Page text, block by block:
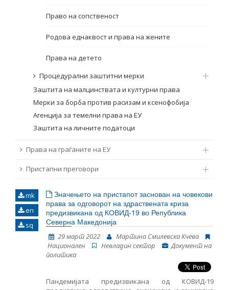
Право на сопственост
Родова еднаквост и права на жените
Права на детето
Процедурални заштитни мерки
Заштита на малцинствата и културни права
Мерки за борба против расизам и ксенофобија
Агенција за темелни права на ЕУ
Заштита на личните податоци
Права на граѓаните на ЕУ
Пристапни преговори
mk
en
sq
Значењето на пристапот заснован на човекови
права за одговорот на здраствената криза
предизвикана од КОВИД-19 во Република
Северна Македонија
29 март 2022
Мартина Смилевска Кчева
Национален
Невладин сектор
Документ на
политика
Пандемијата предизвикана од КОВИД-19